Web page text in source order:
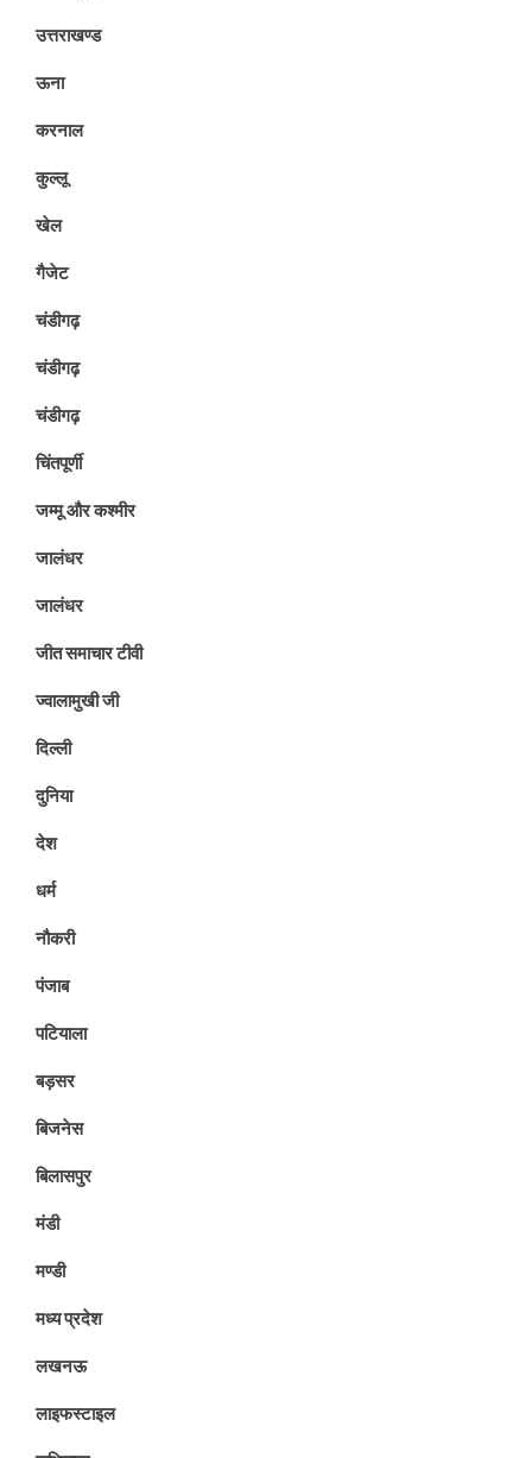
उत्तराखण्ड
ऊना
करनाल
कुल्लू
खेल
गैजेट
चंडीगढ़
चंडीगढ़
चंडीगढ़
चिंतपूर्णी
जम्मू और कश्मीर
जालंधर
जालंधर
जीत समाचार टीवी
ज्वालामुखी जी
दिल्ली
दुनिया
देश
धर्म
नौकरी
पंजाब
पटियाला
बड़सर
बिजनेस
बिलासपुर
मंडी
मण्डी
मध्य प्रदेश
लखनऊ
लाइफस्टाइल